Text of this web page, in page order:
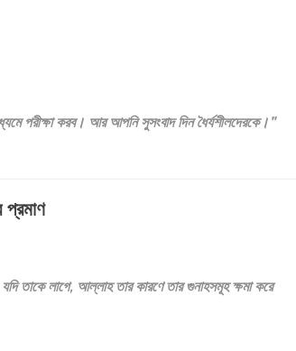
পরীক্ষা করব। আর আপনি সুসংবাদ দিন ধৈর্যশীলদেরকে।”
প্রমাণ
তাকে লাগে, আল্লাহ তার কারণে তার গুনাহসমূহ ক্ষমা করে